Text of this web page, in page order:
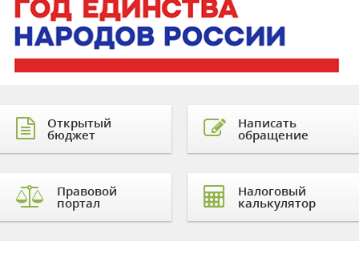
Открытый
бюджет
Правовой
портал
Написать
обращение
Налоговый
калькулятор